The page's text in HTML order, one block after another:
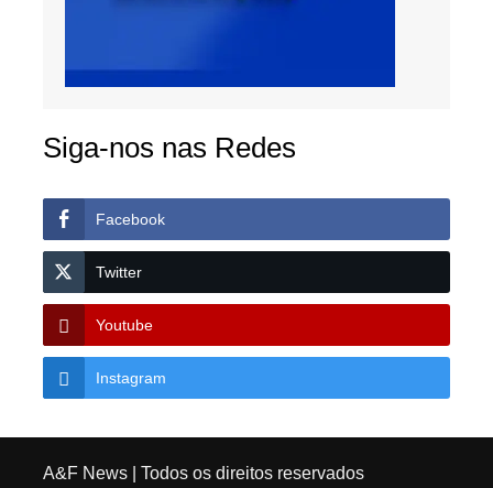
Siga-nos nas Redes
Facebook
Twitter
Youtube
Instagram
A&F News| Todos os direitos reservados